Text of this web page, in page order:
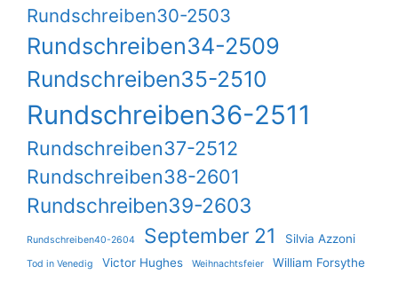
Rundschreiben30-2503
Rundschreiben34-2509
Rundschreiben35-2510
Rundschreiben36-2511
Rundschreiben37-2512
Rundschreiben38-2601
Rundschreiben39-2603
Rundschreiben40-2604 September 21 Silvia Azzoni
Tod in Venedig Victor Hughes Weihnachtsfeier William Forsythe